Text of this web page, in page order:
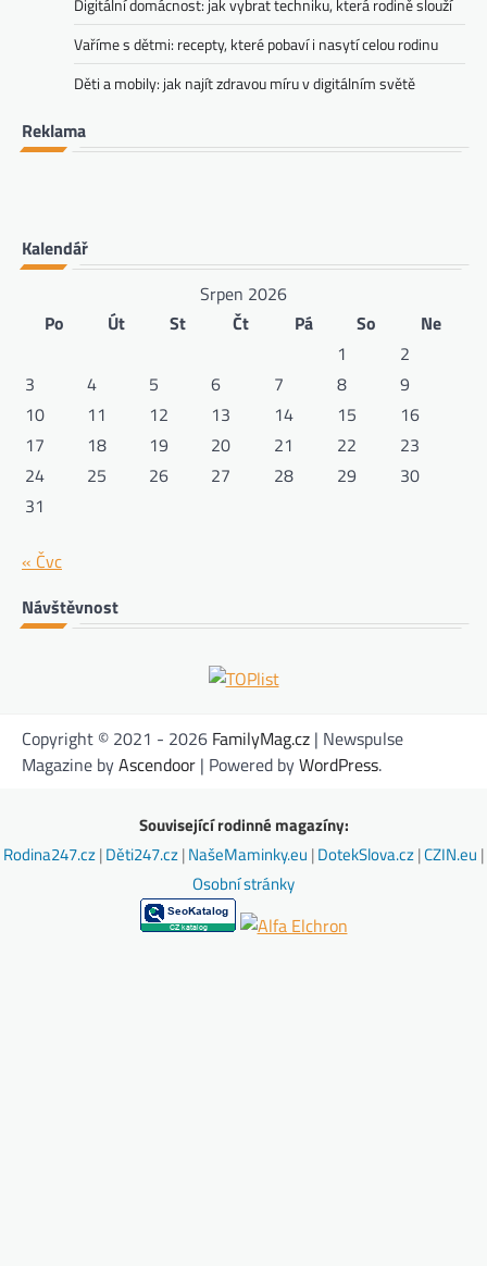
Digitální domácnost: jak vybrat techniku, která rodině slouží
Vaříme s dětmi: recepty, které pobaví i nasytí celou rodinu
Děti a mobily: jak najít zdravou míru v digitálním světě
Reklama
Kalendář
Srpen 2026
Po
Út St Čt Pá So
Ne
1
2
3
4 5 6 7 8
9
10
11 12 13 14 15
16
17
18 19 20 21 22
23
24
25 26 27 28 29
30
31
« Čvc
Návštěvnost
Copyright © 2021 - 2026 FamilyMag.cz | Newspulse
Magazine byAscendoor | Powered byWordPress.
Související rodinné magazíny:
Rodina247.cz|Děti247.cz|NašeMaminky.eu |DotekSlova.cz|CZIN.eu |
Osobní stránky